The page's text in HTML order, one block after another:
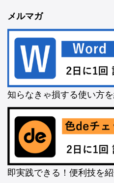
メルマガ
知らなきゃ損する使い方
即実践できる！便利技を